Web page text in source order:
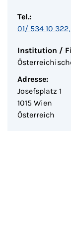
Tel.:
01/ 534 10
Institution /
Adresse:
Josefsplatz 1
1015 Wien
Österreich